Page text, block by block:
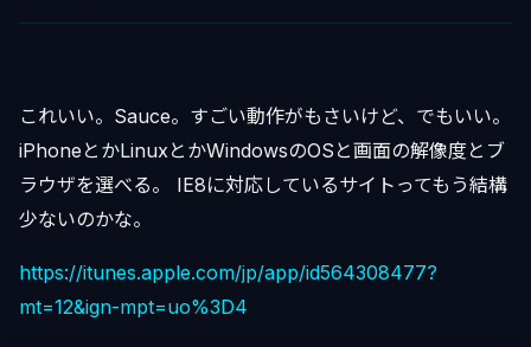
これいい。Sauce。すごい動作がもさいけど、でもいい。
iPhoneとかLinuxとかWindowsのOSと画面の解像度とブ
ラウザを選べる。 IE8に対応しているサイトってもう結構
少ないのかな。
https://itunes.apple.com/jp/app/id564308477?
mt=12&ign-mpt=uo%3D4